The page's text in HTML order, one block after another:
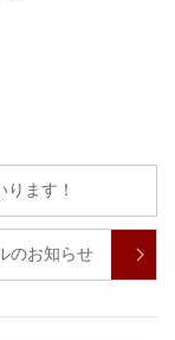
ます！
のお知らせ